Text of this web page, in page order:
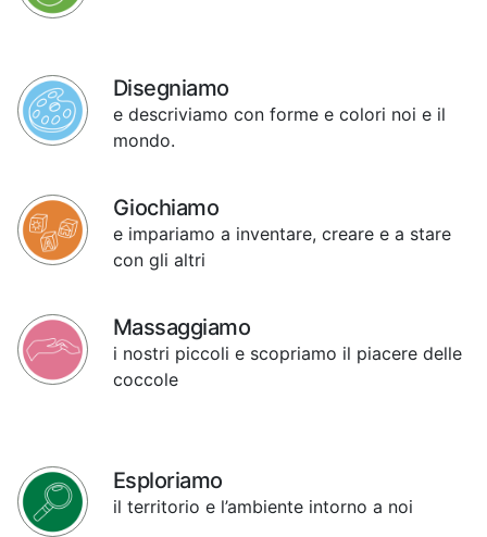
Disegniamo
e descriviamo con forme e colori noi e il
mondo.
Giochiamo
e impariamo a inventare, creare e a stare
con gli altri
Massaggiamo
i nostri piccoli e scopriamo il piacere delle
coccole
Esploriamo
il territorio e l’ambiente intorno a noi